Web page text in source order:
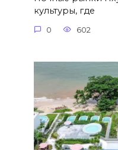
культуры, где
0 602